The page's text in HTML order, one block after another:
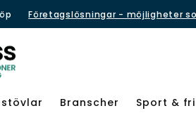
Företagslösningar - möjligheter
stövlar Branscher Sport &